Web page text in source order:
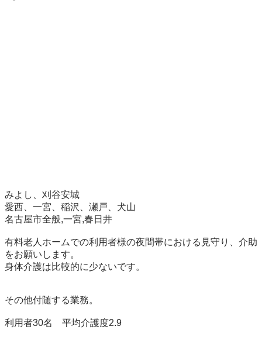
みよし、刈谷安城
愛西、一宮、稲沢、瀬戸、犬山
名古屋市全般,一宮,春日井
有料老人ホームでの利用者様の夜間帯における見守り、介助
をお願いします。
身体介護は比較的に少ないです。
その他付随する業務。
利用者30名　平均介護度2.9